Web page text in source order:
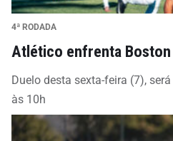
4ª RODADA
Atlético enfrenta Boston
Duelo desta sexta-feira (7),
às 10h